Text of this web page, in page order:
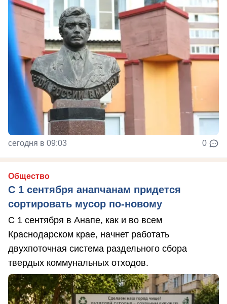
сегодня в 09:03 0
Общество
С 1 сентября анапчанам придется
сортировать мусор по-новому
С 1 сентября в Анапе, как и во всем
Краснодарском крае, начнет работать
двухпоточная система раздельного сбора
твердых коммунальных отходов.